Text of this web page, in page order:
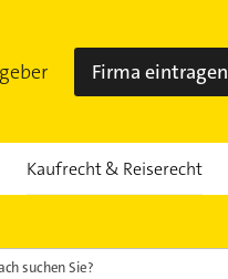
Firma eintragen
Kaufrecht & Reiserecht
suchen Sie?